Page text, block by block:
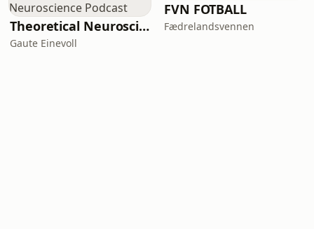
Theoretical Neuroscience Podcast
Gaute Einevoll
FVN FOTBALL
Fædrelandsvennen